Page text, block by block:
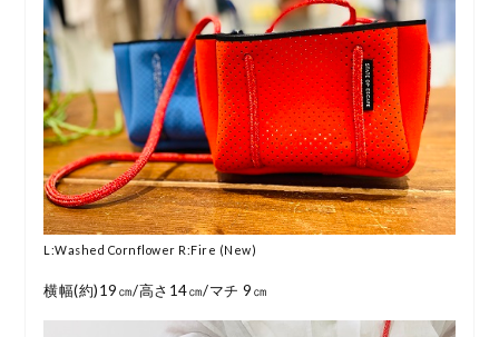
L:Washed Cornflower R:Fire (New)
横幅(約)19㎝/高さ14㎝/マチ 9㎝